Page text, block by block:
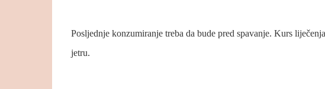
Posljednje konzumiranje treba da bude pred spavanje. Kurs
jetru.